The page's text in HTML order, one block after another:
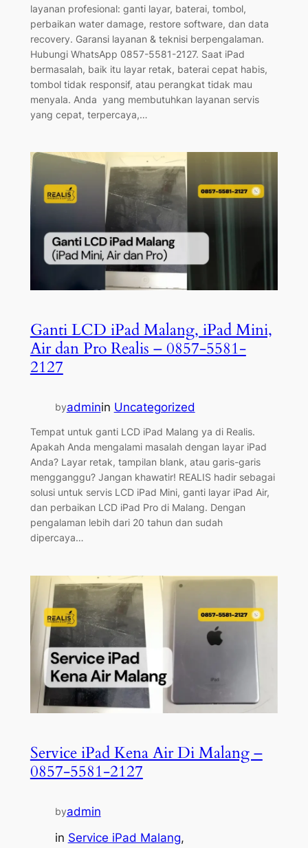
layanan profesional: ganti layar, baterai, tombol,
perbaikan water damage, restore software, dan data
recovery. Garansi layanan & teknisi berpengalaman.
Hubungi WhatsApp 0857-5581-2127. Saat iPad
bermasalah, baik itu layar retak, baterai cepat habis,
tombol tidak responsif, atau perangkat tidak mau
menyala. Anda yang membutuhkan layanan servis
yang cepat, terpercaya,…
Ganti LCD iPad Malang, iPad Mini,
Air dan Pro Realis – 0857-5581-
2127
byadminin Uncategorized
Tempat untuk ganti LCD iPad Malang ya di Realis.
Apakah Anda mengalami masalah dengan layar iPad
Anda? Layar retak, tampilan blank, atau garis-garis
mengganggu? Jangan khawatir! REALIS hadir sebagai
solusi untuk servis LCD iPad Mini, ganti layar iPad Air,
dan perbaikan LCD iPad Pro di Malang. Dengan
pengalaman lebih dari 20 tahun dan sudah
dipercaya…
Service iPad Kena Air Di Malang –
0857-5581-2127
byadmin
in Service iPad Malang